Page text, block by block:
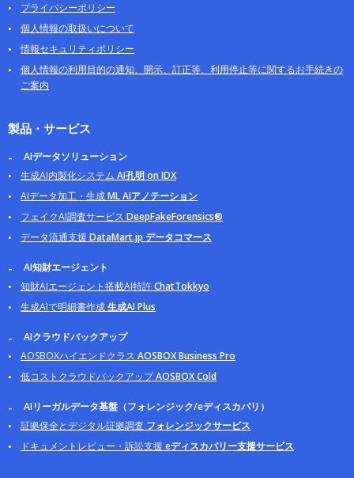
プライバシーポリシー
個人情報の取扱いについて
情報セキュリティポリシー
個人情報の利用目的の通知、開示、訂正等、利用停止等に関するお手続きの
ご案内
製品・サービス
AIデータソリューション
生成AI内製化システム AI孔明 on IDX
AIデータ加工・生成ML AIアノテーション
フェイクAI調査サービス DeepFakeForensics®
データ流通支援DataMart.jp データコマース
AI知財エージェント
知財AIエージェント搭載AI特許ChatTokkyo
生成AIで明細書作成生成AI Plus
AIクラウドバックアップ
AOSBOXハイエンドクラス AOSBOX Business Pro
低コストクラウドバックアップAOSBOX Cold
AIリーガルデータ基盤（フォレンジック/eディスカバリ）
証拠保全とデジタル証拠調査 フォレンジックサービス
ドキュメントレビュー・訴訟支援eディスカバリー支援サービス